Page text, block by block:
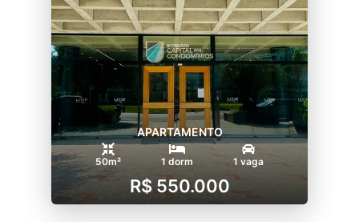
APARTAMENTO
50m² 1 dorm 1 vaga
R$ 550.000